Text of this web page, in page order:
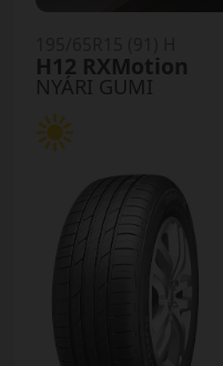
NYÁRI GUMI
H12 RXMotion